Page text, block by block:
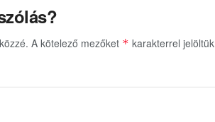
A kötelező mezőket * karakterrel jelöltük